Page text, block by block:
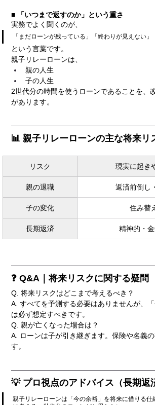
■ 「いつまで返すのか」という重さ
実務でよく聞くのが、
「まだローンが残っている」「終わりが見えない」
という言葉です。
親子リレーローンは、
親の人生
子の人生
2世代分の時間を使うローンであることを、
があります。
📊 親子リレーローンの主な将来リ
リスク 現実に起き
親の退職 返済前倒し
子の変化 住み替
長期返済 精神的・
❓ Q&A｜将来リスクに関する疑問
Q. 将来リスクはどこまで考えるべき？
A. すべてを予測する必要はありませんが、「
は必ず想定すべきです。
Q. 親が亡くなった場合は？
A. ローンは子が引き継ぎます。保険や名義
す。
💡 プロ視点のアドバイス（長期返
親子リレーローンは「今の余裕」を将来に借りる仕